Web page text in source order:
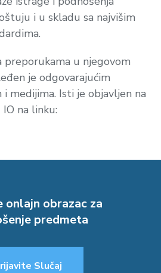
i u skladu sa najvišim
preporukama u njegovom
je odgovarajućim
medijima. Isti je objavljen na
na linku:
onlajn obrazac za
predmeta
Slučaj